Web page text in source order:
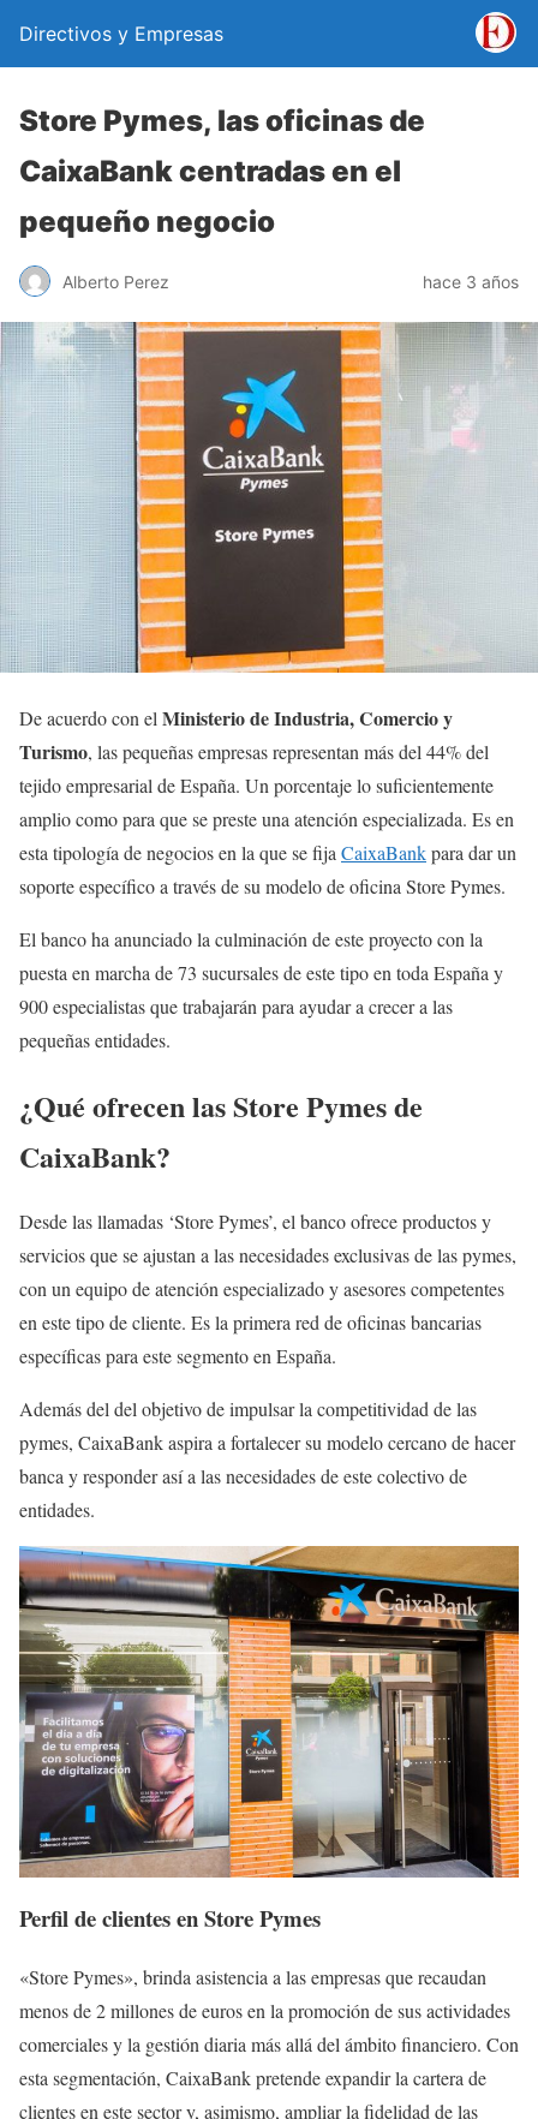
Directivos y Empresas
Store Pymes, las oficinas de
CaixaBank centradas en el
pequeño negocio
Alberto Perez hace 3 años
De acuerdo con el Ministerio de Industria, Comercio y
Turismo, las pequeñas empresas representan más del 44% del
tejido empresarial de España. Un porcentaje lo suficientemente
amplio como para que se preste una atención especializada. Es en
esta tipología de negocios en la que se fija CaixaBankpara dar un
soporte específico a través de su modelo de oficina Store Pymes.
El banco ha anunciado la culminación de este proyecto con la
puesta en marcha de 73 sucursales de este tipo en toda España y
900 especialistas que trabajarán para ayudar a crecer a las
pequeñas entidades.
¿Qué ofrecen las Store Pymes de
CaixaBank?
Desde las llamadas ‘Store Pymes’, el banco ofrece productos y
servicios que se ajustan a las necesidades exclusivas de las pymes,
con un equipo de atención especializado y asesores competentes
en este tipo de cliente. Es la primera red de oficinas bancarias
específicas para este segmento en España.
Además del del objetivo de impulsar la competitividad de las
pymes, CaixaBank aspira a fortalecer su modelo cercano de hacer
banca y responder así a las necesidades de este colectivo de
entidades.
Perfil de clientes en Store Pymes
«Store Pymes», brinda asistencia a las empresas que recaudan
menos de 2 millones de euros en la promoción de sus actividades
comerciales y la gestión diaria más allá del ámbito financiero. Con
esta segmentación, CaixaBank pretende expandir la cartera de
clientes en este sector y, asimismo, ampliar la fidelidad de las